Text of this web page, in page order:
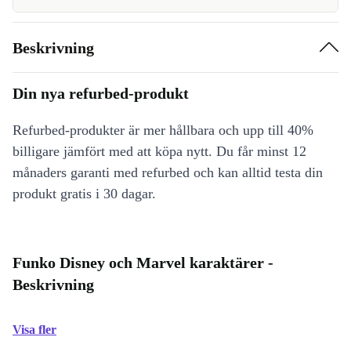
Beskrivning
Din nya refurbed-produkt
Refurbed-produkter är mer hållbara och upp till 40%
billigare jämfört med att köpa nytt. Du får minst 12
månaders garanti med refurbed och kan alltid testa din
produkt gratis i 30 dagar.
Funko Disney och Marvel karaktärer -
Beskrivning
Visa fler